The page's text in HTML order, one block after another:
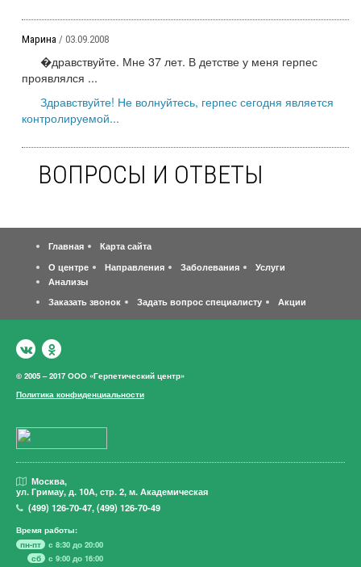
Марина / 03.09.2008
�дравствуйте. Мне 37 лет. В детстве у меня герпес
проявлялся ...
Здравствуйте! Не волнуйтесь, герпес сегодня является
контролируемой...
ВОПРОСЫ И ОТВЕТЫ
Главная
Карта сайта
О центре
Направления Заболевания
Услуги
Анализы
Заказать звонок
Задать вопрос специалисту Акции
© 2005 – 2017 ООО «Герпетический центр»
Политика конфиденциальности
Москва,
ул. Гримау,д. 10А, стр. 2, м. Академическая
(499)126-70-47,(499)126-70-49
Время работы:
пн-пт
с 8:30 до 20:00
сб
с 9:00 до 16:00